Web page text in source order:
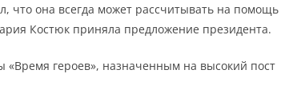
что она всегда может рассчитывать на помощь
Костюк приняла предложение президента.
«Время героев», назначенным на высокий пост